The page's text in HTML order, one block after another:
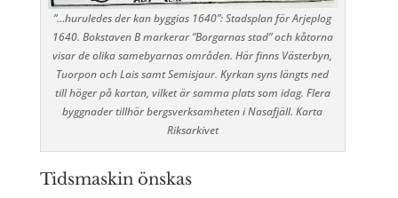
”…huruledes der kan byggias 1640”: Stadsplan för Arjeplog
1640. Bokstaven B markerar ”Borgarnas stad” och kåtorna
visar de olika samebyarnas områden. Här finns Västerbyn,
Tuorpon och Lais samt Semisjaur. Kyrkan syns längts ned
till höger på kartan, vilket är samma plats som idag. Flera
byggnader tillhör bergsverksamheten i Nasafjäll. Karta
Riksarkivet
Tidsmaskin önskas